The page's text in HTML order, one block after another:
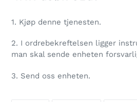
1. Kjøp denne tjenesten.
2. I ordrebekreftelsen ligger
man skal sende enheten
3. Send oss enheten.